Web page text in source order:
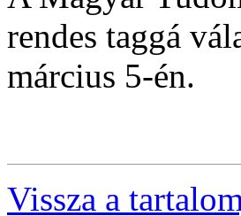
rendes taggá
március 5-én.
Vissza a